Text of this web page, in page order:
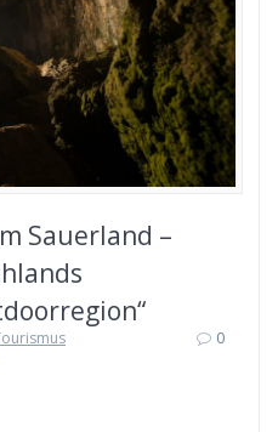
Sauerland –
0